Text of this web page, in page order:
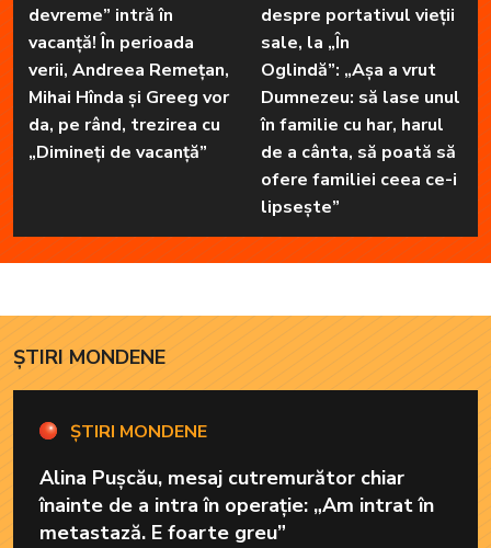
devreme” intră în
vacanță! În perioada
verii, Andreea Remețan,
Mihai Hînda și Greeg vor
da, pe rând, trezirea cu
„Dimineți de vacanță”
despre portativul vieții
sale, la „În
Oglindă”: „Așa a vrut
Dumnezeu: să lase unul
în familie cu har, harul
de a cânta, să poată să
ofere familiei ceea ce-i
lipsește”
ȘTIRI MONDENE
ȘTIRI MONDENE
Alina Pușcău, mesaj cutremurător chiar
înainte de a intra în operație: „Am intrat în
metastază. E foarte greu”